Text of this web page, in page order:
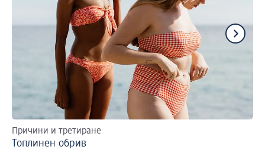
Причини и третиране
Топлинен обрив